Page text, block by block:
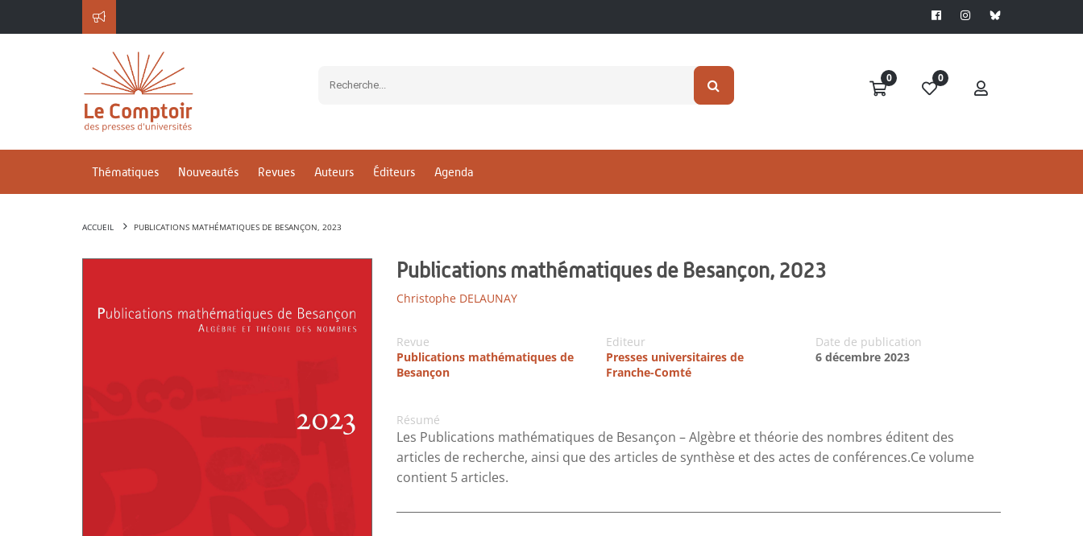
0 0
Thématiques Nouveautés Revues Auteurs Éditeurs Agenda
ACCUEIL PUBLICATIONS MATHÉMATIQUES DE BESANÇON, 2023
Publications mathématiques de Besançon, 2023
Christophe DELAUNAY
Revue
Publications mathématiques de
Besançon
Editeur
Presses universitaires de
Franche-Comté
Date de publication
6 décembre 2023
Résumé
Les Publications mathématiques de Besançon – Algèbre et théorie des nombres éditent des
articles de recherche, ainsi que des articles de synthèse et des actes de conférences.Ce volume
contient 5 articles.